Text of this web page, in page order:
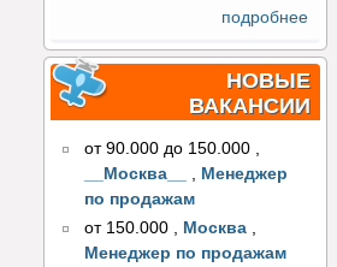
подробнее
НОВЫЕ
ВАКАНСИИ
от 90.000 до 150.000 ,
__Москва__
, Менеджер
по продажам
от 150.000
Москва
Менеджер по продажам